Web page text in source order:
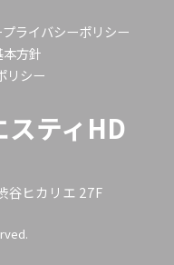
プライバシーポリシー
方針
リシー
スティHD
谷ヒカリエ 27F